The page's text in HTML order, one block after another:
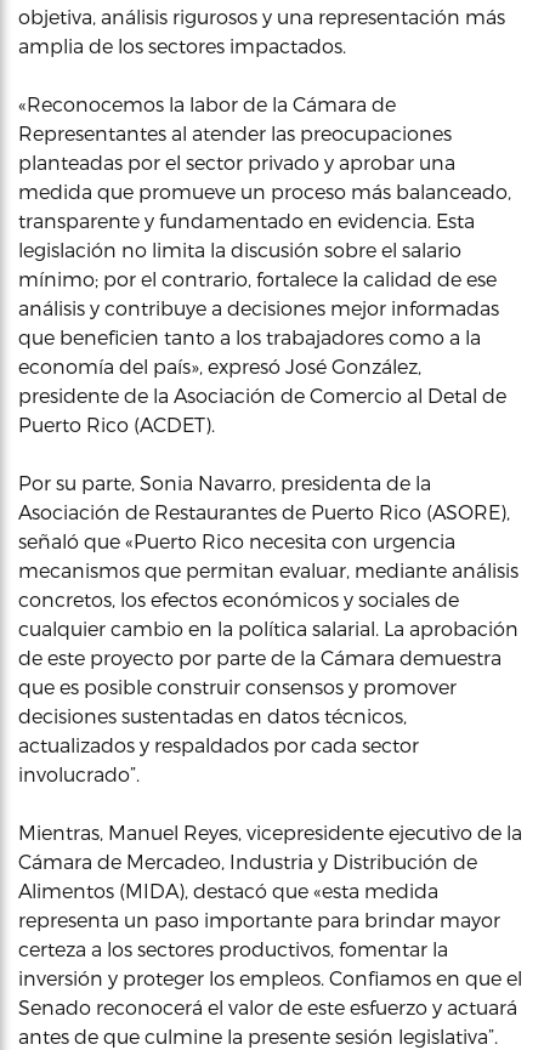
objetiva, análisis rigurosos y una representación más
amplia de los sectores impactados.
«Reconocemos la labor de la Cámara de
Representantes al atender las preocupaciones
planteadas por el sector privado y aprobar una
medida que promueve un proceso más balanceado,
transparente y fundamentado en evidencia. Esta
legislación no limita la discusión sobre el salario
mínimo; por el contrario, fortalece la calidad de ese
análisis y contribuye a decisiones mejor informadas
que beneficien tanto a los trabajadores como a la
economía del país», expresó José González,
presidente de la Asociación de Comercio al Detal de
Puerto Rico (ACDET).
Por su parte, Sonia Navarro, presidenta de la
Asociación de Restaurantes de Puerto Rico (ASORE),
señaló que «Puerto Rico necesita con urgencia
mecanismos que permitan evaluar, mediante análisis
concretos, los efectos económicos y sociales de
cualquier cambio en la política salarial. La aprobación
de este proyecto por parte de la Cámara demuestra
que es posible construir consensos y promover
decisiones sustentadas en datos técnicos,
actualizados y respaldados por cada sector
involucrado”.
Mientras, Manuel Reyes, vicepresidente ejecutivo de la
Cámara de Mercadeo, Industria y Distribución de
Alimentos (MIDA), destacó que «esta medida
representa un paso importante para brindar mayor
certeza a los sectores productivos, fomentar la
inversión y proteger los empleos. Confiamos en que el
Senado reconocerá el valor de este esfuerzo y actuará
antes de que culmine la presente sesión legislativa”.